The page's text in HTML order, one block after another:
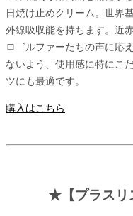
日焼け止めクリーム。世界
外線吸収能を持ちます。近
ロゴルファーたちの声に応
ないよう、使用感に特にこ
ツにも最適です。
購入はこちら
★【プラスリ